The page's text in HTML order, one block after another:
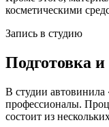
косметическими
Запись в студию
Подготовка
В студии автовинила
профессионалы.
состоит из